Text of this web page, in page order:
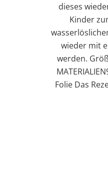
dieses
Kinder
wieder mit
werden.
Folie Das